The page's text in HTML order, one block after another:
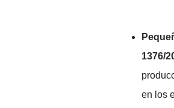
1376/
en los